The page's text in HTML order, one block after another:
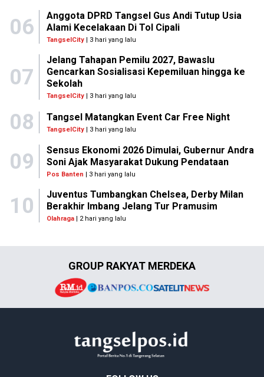
06
Anggota DPRD Tangsel Gus Andi Tutup Usia
Alami Kecelakaan Di Tol Cipali
TangselCity| 3 hari yang lalu
07
Jelang Tahapan Pemilu 2027, Bawaslu
Gencarkan Sosialisasi Kepemiluan hingga ke
Sekolah
TangselCity| 3 hari yang lalu
08 Tangsel Matangkan Event Car Free Night
TangselCity | 3 hari yang lalu
09
Sensus Ekonomi 2026 Dimulai, Gubernur Andra
Soni Ajak Masyarakat Dukung Pendataan
Pos Banten | 3 hari yang lalu
10
Juventus Tumbangkan Chelsea, Derby Milan
Berakhir Imbang Jelang Tur Pramusim
Olahraga| 2 hari yang lalu
GROUP RAKYAT MERDEKA